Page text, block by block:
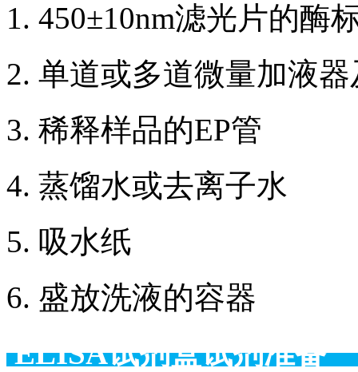
1. 450±10nm滤光片的酶
2. 单道或多道微量加液
3. 稀释样品的EP管
4. 蒸馏水或去离子水
5. 吸水纸
6. 盛放洗液的容器
ELISA试剂盒试剂准备